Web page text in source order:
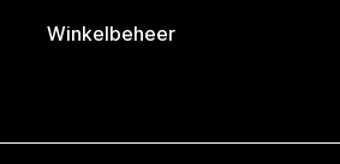
Winkelbeheer